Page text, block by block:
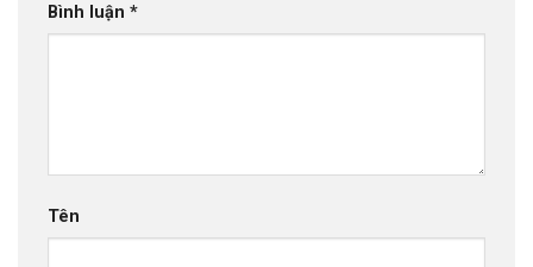
Bình luận *
Tên